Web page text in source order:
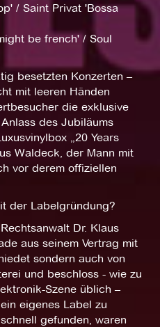
/ Saint Privat 'Bossa
be french' / Soul
besetzten Konzerten –
mit leeren Händen
die exklusive
des Jubiläums
„20 Years
Waldeck, der Mann mit
vor derem offiziellen
der Labelgründung?
Dr. Klaus
aus seinem Vertrag mit
sondern auch von
und beschloss - wie zu
Szene üblich –
eigenes Label zu
gefunden, waren